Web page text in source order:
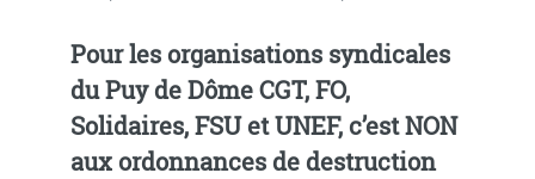
Pour les organisations syndicales
du Puy de Dôme CGT, FO,
Solidaires, FSU et UNEF, c’est NON
aux ordonnances de destruction